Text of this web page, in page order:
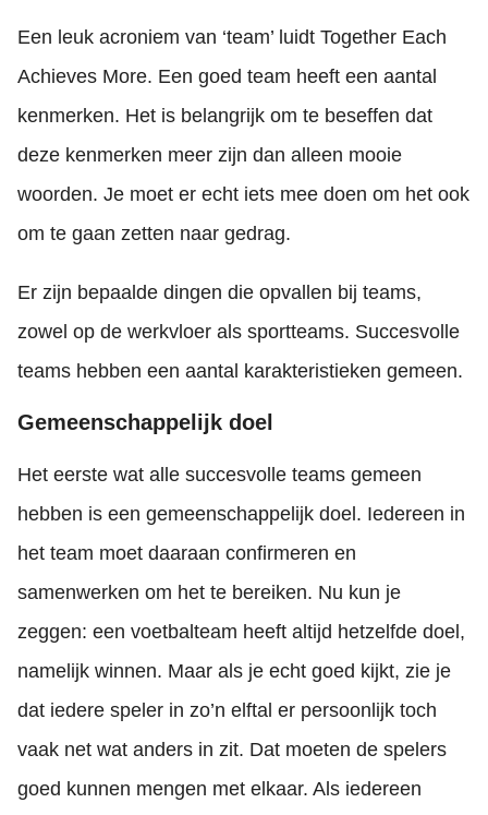
Een leuk acroniem van ‘team’ luidt Together Each
Achieves More. Een goed team heeft een aantal
kenmerken. Het is belangrijk om te beseffen dat
deze kenmerken meer zijn dan alleen mooie
woorden. Je moet er echt iets mee doen om het ook
om te gaan zetten naar gedrag.
Er zijn bepaalde dingen die opvallen bij teams,
zowel op de werkvloer als sportteams. Succesvolle
teams hebben een aantal karakteristieken gemeen.
Gemeenschappelijk doel
Het eerste wat alle succesvolle teams gemeen
hebben is een gemeenschappelijk doel. Iedereen in
het team moet daaraan confirmeren en
samenwerken om het te bereiken. Nu kun je
zeggen: een voetbalteam heeft altijd hetzelfde doel,
namelijk winnen. Maar als je echt goed kijkt, zie je
dat iedere speler in zo’n elftal er persoonlijk toch
vaak net wat anders in zit. Dat moeten de spelers
goed kunnen mengen met elkaar. Als iedereen